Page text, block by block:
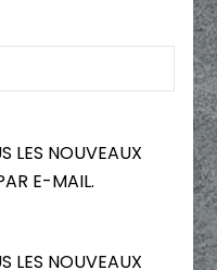
LES NOUVEAUX
E-MAIL.
LES NOUVEAUX